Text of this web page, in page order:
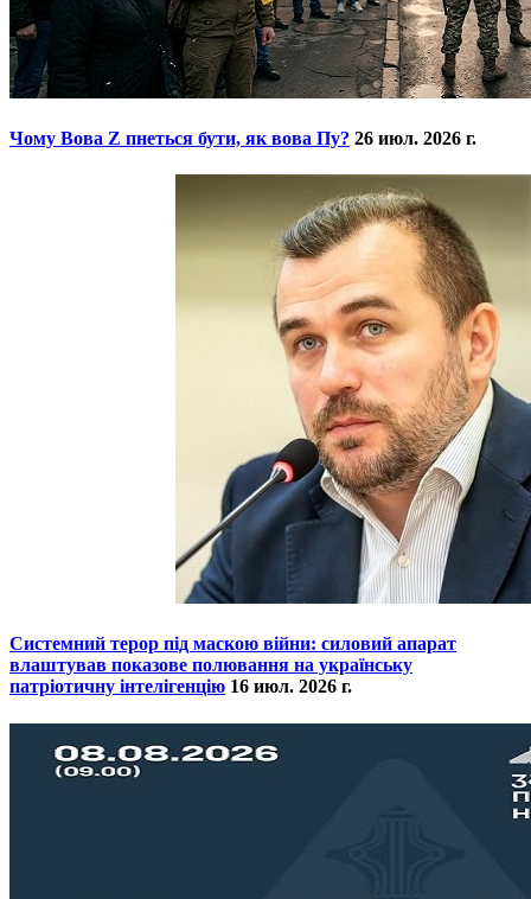
​Чому Вова Z пнеться бути, як вова Пу? 26 июл. 2026 г.
​Системний терор під маскою війни: силовий апарат
влаштував показове полювання на українську
патріотичну інтелігенцію 16 июл. 2026 г.